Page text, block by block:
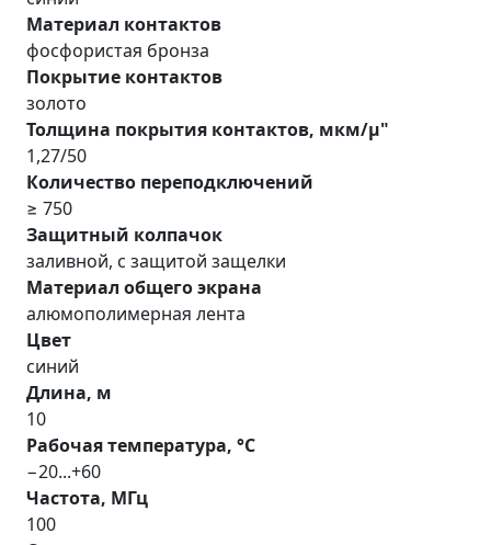
Материал контактов
фосфористая бронза
Покрытие контактов
золото
Толщина покрытия контактов, мкм/µ"
1,27/50
Количество переподключений
≥ 750
Защитный колпачок
заливной, с защитой защелки
Материал общего экрана
алюмополимерная лента
Цвет
синий
Длина, м
10
Рабочая температура, °С
−20...+60
Частота, МГц
100